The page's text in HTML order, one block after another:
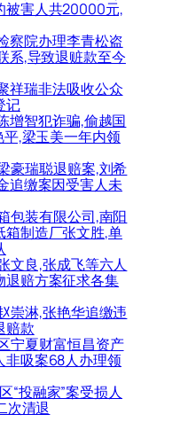
被害人共20000元,
察院办理李青松盗
系,导致退赃款至今
祥瑞非法吸收公众
记
增智犯诈骗,偷越国
,梁玉美一年内领
豪瑞聪退赔案,刘希
追缴案因受害人未
包装有限公司,南阳
制造厂张文胜,单
文良,张成飞等六人
退赔方案征求各集
崇淋,张艳华追缴违
赔款
宁夏财富恒昌资产
非吸案68人办理领
“投融家”案受损人
次清退